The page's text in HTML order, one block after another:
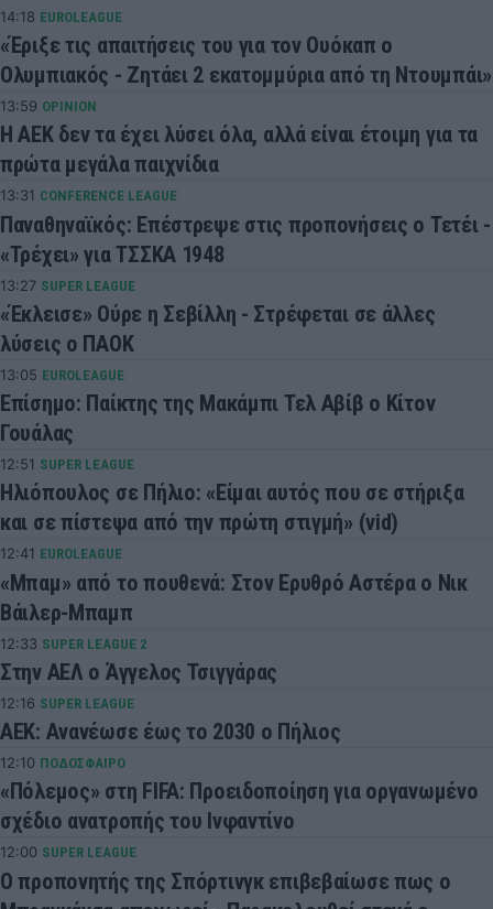
14:18 EUROLEAGUE
«Έριξε τις απαιτήσεις του για τον Ουόκαπ ο
Ολυμπιακός - Ζητάει 2 εκατομμύρια από τη Ντουμπάι»
13:59 OPINION
Η ΑΕΚ δεν τα έχει λύσει όλα, αλλά είναι έτοιμη για τα
πρώτα μεγάλα παιχνίδια
13:31 CONFERENCE LEAGUE
Παναθηναϊκός: Επέστρεψε στις προπονήσεις ο Τετέι -
«Τρέχει» για ΤΣΣΚΑ 1948
13:27 SUPER LEAGUE
«Έκλεισε» Ούρε η Σεβίλλη - Στρέφεται σε άλλες
λύσεις ο ΠΑΟΚ
13:05 EUROLEAGUE
Επίσημο: Παίκτης της Μακάμπι Τελ Αβίβ ο Κίτον
Γουάλας
12:51 SUPER LEAGUE
Ηλιόπουλος σε Πήλιο: «Είμαι αυτός που σε στήριξα
και σε πίστεψα από την πρώτη στιγμή» (vid)
12:41 EUROLEAGUE
«Μπαμ» από το πουθενά: Στον Ερυθρό Αστέρα ο Νικ
Βάιλερ-Μπαμπ
12:33 SUPER LEAGUE 2
Στην ΑΕΛ ο Άγγελος Τσιγγάρας
12:16 SUPER LEAGUE
ΑΕΚ: Ανανέωσε έως το 2030 ο Πήλιος
12:10 ΠΟΔΟΣΦΑΙΡΟ
«Πόλεμος» στη FIFA: Προειδοποίηση για οργανωμένο
σχέδιο ανατροπής του Ινφαντίνο
12:00 SUPER LEAGUE
Ο προπονητής της Σπόρτινγκ επιβεβαίωσε πως ο